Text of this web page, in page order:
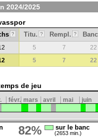
2024/2025
? Titu. ? Rempl. ? Banc
5 7 22
5 7 22
de jeu
févr. mars avril mai juin
82% sur le banc
(2653 min.)